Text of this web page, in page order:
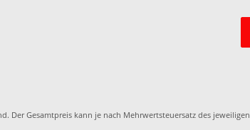
. Der Gesamtpreis kann je nach Mehrwertsteuersatz des jeweiligen